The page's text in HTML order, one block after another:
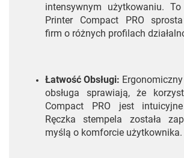
intensywnym użytkowaniu.
Printer Compact PRO
firm o różnych profilach
Łatwość Obsługi:
obsługa sprawiają, że
Compact PRO jest
Ręczka stempela została
myślą o komforcie użytkownika.